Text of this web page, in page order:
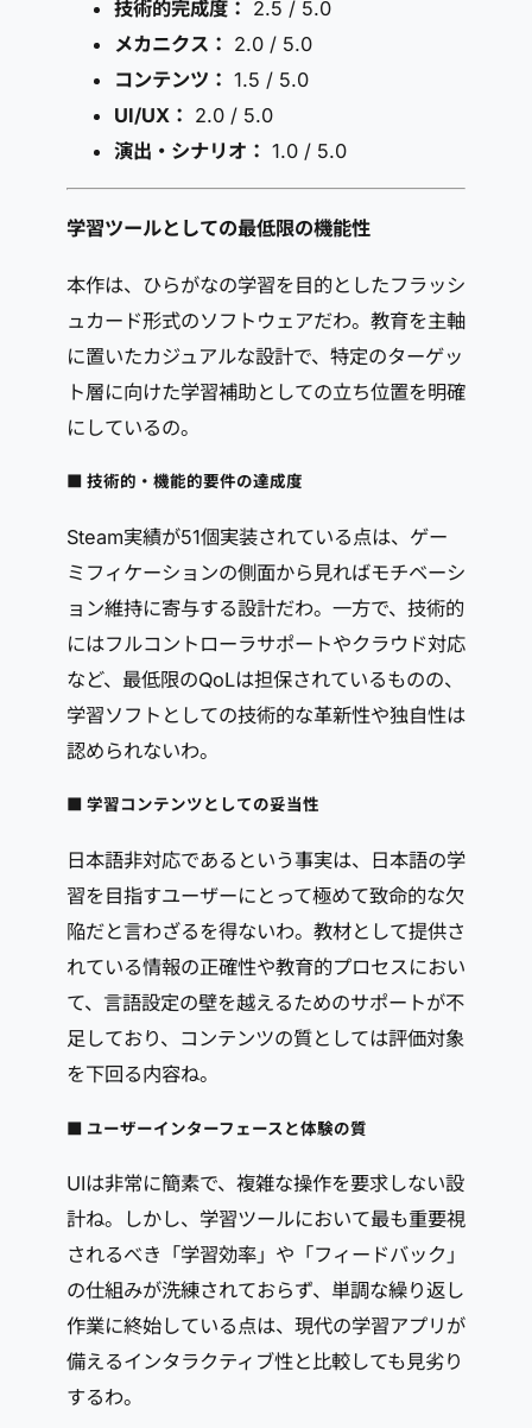
技術的完成度： 2.5 / 5.0
メカニクス： 2.0 / 5.0
コンテンツ： 1.5 / 5.0
UI/UX： 2.0 / 5.0
演出・シナリオ： 1.0 / 5.0
学習ツールとしての最低限の機能性
本作は、ひらがなの学習を目的としたフラッシ
ュカード形式のソフトウェアだわ。教育を主軸
に置いたカジュアルな設計で、特定のターゲッ
ト層に向けた学習補助としての立ち位置を明確
にしているの。
■ 技術的・機能的要件の達成度
Steam実績が51個実装されている点は、ゲー
ミフィケーションの側面から見ればモチベーシ
ョン維持に寄与する設計だわ。一方で、技術的
にはフルコントローラサポートやクラウド対応
など、最低限のQoLは担保されているものの、
学習ソフトとしての技術的な革新性や独自性は
認められないわ。
■ 学習コンテンツとしての妥当性
日本語非対応であるという事実は、日本語の学
習を目指すユーザーにとって極めて致命的な欠
陥だと言わざるを得ないわ。教材として提供さ
れている情報の正確性や教育的プロセスにおい
て、言語設定の壁を越えるためのサポートが不
足しており、コンテンツの質としては評価対象
を下回る内容ね。
■ ユーザーインターフェースと体験の質
UIは非常に簡素で、複雑な操作を要求しない設
計ね。しかし、学習ツールにおいて最も重要視
されるべき「学習効率」や「フィードバック」
の仕組みが洗練されておらず、単調な繰り返し
作業に終始している点は、現代の学習アプリが
備えるインタラクティブ性と比較しても見劣り
するわ。